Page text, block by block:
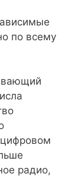
по всему
радио,